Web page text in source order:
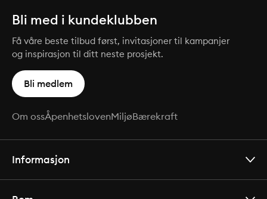
Bli med i kundeklubben
Få våre beste tilbud først, invitasjoner til kampanjer
og inspirasjon til ditt neste prosjekt.
Bli medlem
Om ossÅpenhetslovenMiljøBærekraft
Informasjon